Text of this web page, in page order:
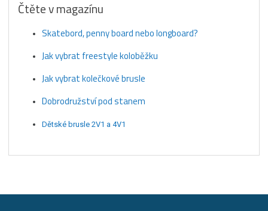
Čtěte v magazínu
Skatebord, penny board nebo longboard?
Jak vybrat freestyle koloběžku
Jak vybrat kolečkové brusle
Dobrodružství pod stanem
Dětské brusle 2V1 a 4V1